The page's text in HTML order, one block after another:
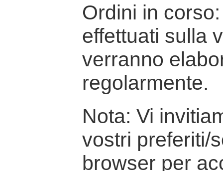
Ordini in
effettuati sulla
verranno
regolarmente.
Nota: Vi
vostri preferiti/
browser per